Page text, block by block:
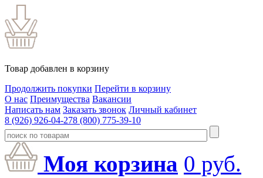
Товар добавлен в корзину
Продолжить покупки Перейти в корзину
О нас Преимущества Вакансии
Написать нам Заказать звонок Личный кабинет
8 (926) 926-04-278 (800) 775-39-10
Моя корзина 0 руб.